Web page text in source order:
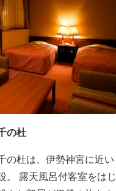
の杜
の杜は、伊勢神宮に近い
。 露天風呂付客室をはじ